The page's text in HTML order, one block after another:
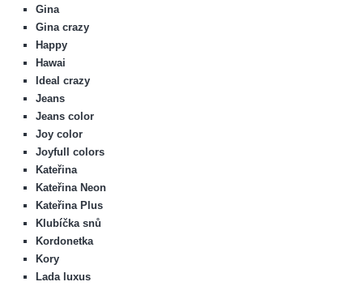
Gina
Gina crazy
Happy
Hawai
Ideal crazy
Jeans
Jeans color
Joy color
Joyfull colors
Kateřina
Kateřina Neon
Kateřina Plus
Klubíčka snů
Kordonetka
Kory
Lada luxus